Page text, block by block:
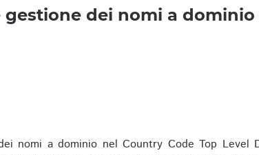
dei nomi a dominio
nomi a dominio nel Country Code Top Level